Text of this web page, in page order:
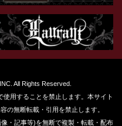
All Rights Reserved.
用することを禁止します。本サイト
の無断転載・引用を禁止します。
・記事等)を無断で複製・転載・配布